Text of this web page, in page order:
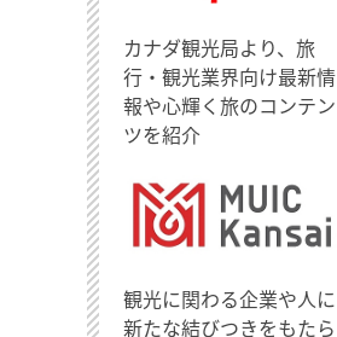
​カナダ観光局より、旅
行・観光業界向け最新情
報や心輝く旅のコンテン
ツを紹介
観光に関わる企業や人に
新たな結びつきをもたら